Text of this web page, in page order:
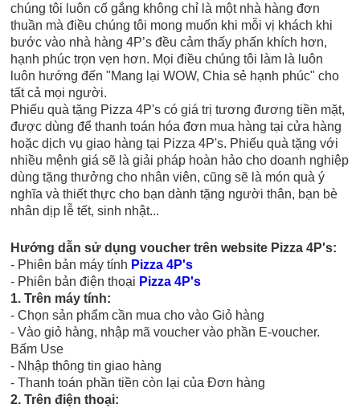
chúng tôi luôn cố gắng không chỉ là một nhà hàng đơn
thuần mà điều chúng tôi mong muốn khi mỗi vị khách khi
bước vào nhà hàng 4P’s đều cảm thấy phấn khích hơn,
hạnh phúc trọn vẹn hơn. Mọi điều chúng tôi làm là luôn
luôn hướng đến "Mang lại WOW, Chia sẻ hạnh phúc" cho
tất cả mọi người.
Phiếu quà tặng Pizza 4P's có giá trị tương đương tiền mặt,
được dùng để thanh toán hóa đơn mua hàng tại cửa hàng
hoặc dịch vụ giao hàng tại Pizza 4P's. Phiếu quà tặng với
nhiều mệnh giá sẽ là giải pháp hoàn hảo cho doanh nghiệp
dùng tặng thưởng cho nhân viên, cũng sẽ là món quà ý
nghĩa và thiết thực cho bạn dành tặng người thân, bạn bè
nhân dịp lễ tết, sinh nhật...
Hướng dẫn sử dụng voucher trênwebsite Pizza 4P's:
- Phiên bản máy tính Pizza 4P's
- Phiên bản điện thoại Pizza 4P's
1. Trên máy tính:
- Chọn sản phẩm cần mua cho vào Giỏ hàng
- Vào giỏ hàng, nhập mã voucher vào phần E-voucher.
Bấm Use
- Nhập thông tin giao hàng
- Thanh toán phần tiền còn lại của Đơn hàng
2. Trên điện thoại: